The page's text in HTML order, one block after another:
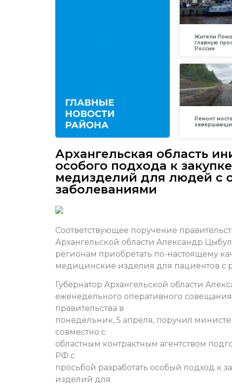
Жители
главную
России
Ремонт
Архангельская область
особого подхода к
медизделий для людей с
заболеваниями
Соответствующее поручение
Архангельской области Александр
регионам приобретать по-настоящему
медицинские изделия для пациентов с
Губернатор Архангельской области
еженедельного оперативного
правительства в
понедельник, 5 апреля, поручил
совместно с
областным контрактным агентством
РФ с
просьбой разработать особый подход к
изделий для